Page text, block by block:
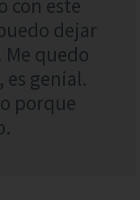
con este
dejar
quedo
genial.
porque